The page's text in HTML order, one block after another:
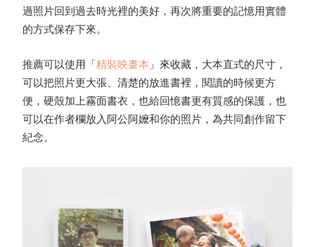
過照片回到過去時光裡的美好，再次將重要的記憶用實體
的方式保存下來。
推薦可以使用「精裝映畫本 」來收藏，大本直式的尺寸，
可以把照片更大張、清楚的放進書裡，閱讀的時候更方
便，硬殼加上霧面書衣，也給回憶書更有質感的保護，也
可以在作者欄放入阿公阿嬤和你的照片，為共同創作留下
紀念。